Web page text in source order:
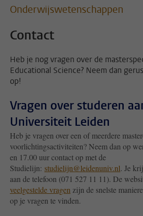
Onderwijswetenschappen
Contact
Heb je nog vragen over de
Educational Science? Neem dan
op!
Vragen over studeren
Universiteit Leiden
Heb je vragen over een of meerdere
voorlichtingsactiviteiten? Neem dan op
en 17.00 uur contact op met de
Studielijn: studielijn@leidenuniv.nl. Je
aan de telefoon (071 527 11 11). De
veelgestelde vragen zijn de snelste
op je vragen te vinden.